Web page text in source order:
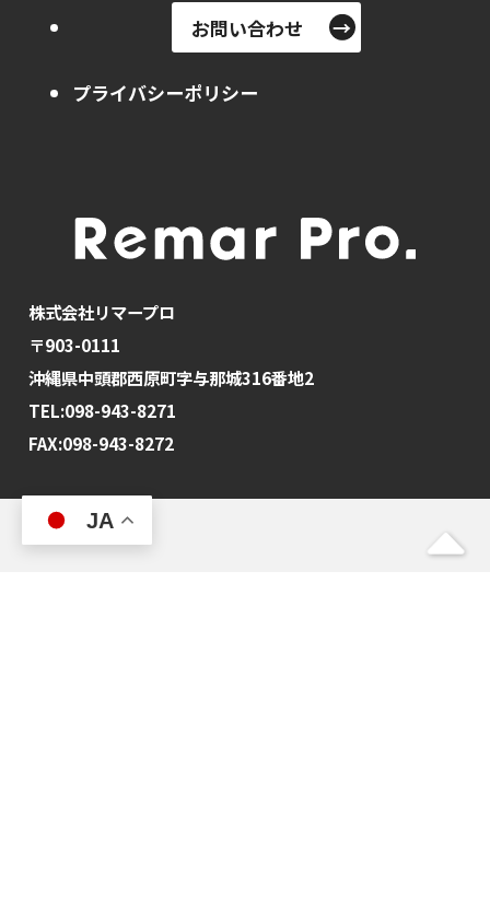
株式会社リマープロ
〒903-0111
沖縄県中頭郡西原町字与那城316番地2
TEL:098-943-8271
FAX:098-943-8272
お問い合わせ
プライバシーポリシー
トッ
JA